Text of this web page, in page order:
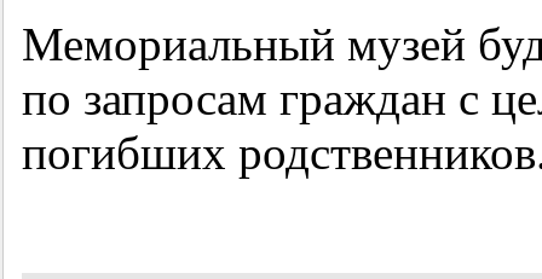
Мемориальный музей
по запросам граждан с
погибших